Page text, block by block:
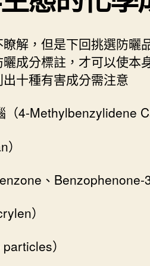
解，但是下回挑選防曬
成分標註，才可以使本
十種有害成分需注意
4-Methylbenzylidene
、Benzophenone-3
）
）